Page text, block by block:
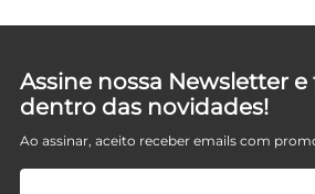
Assine nossa Newsletter
dentro das novidades!
Ao assinar, aceito receber emails com